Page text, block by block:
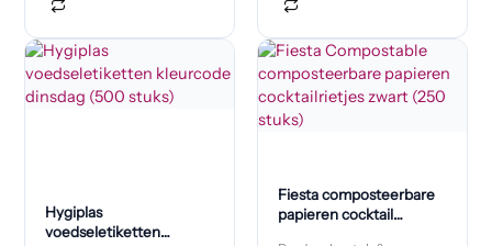
Hygiplas
voedseletiketten
Fiesta composteerbare
papieren cocktail